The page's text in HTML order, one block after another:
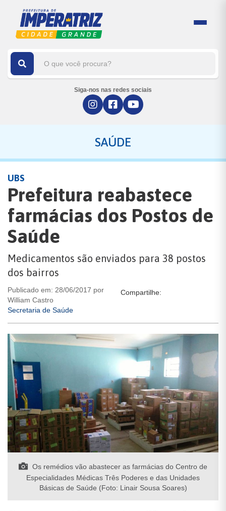
Siga-nos nas redes sociais
SAÚDE
UBS
Prefeitura reabastece
farmácias dos Postos de
Saúde
Medicamentos são enviados para 38 postos
dos bairros
Publicado em: 28/06/2017 por
William Castro
Secretaria de Saúde
Compartilhe:
Os remédios vão abastecer as farmácias do Centro de
Especialidades Médicas Três Poderes e das Unidades
Básicas de Saúde (Foto: Linair Sousa Soares)